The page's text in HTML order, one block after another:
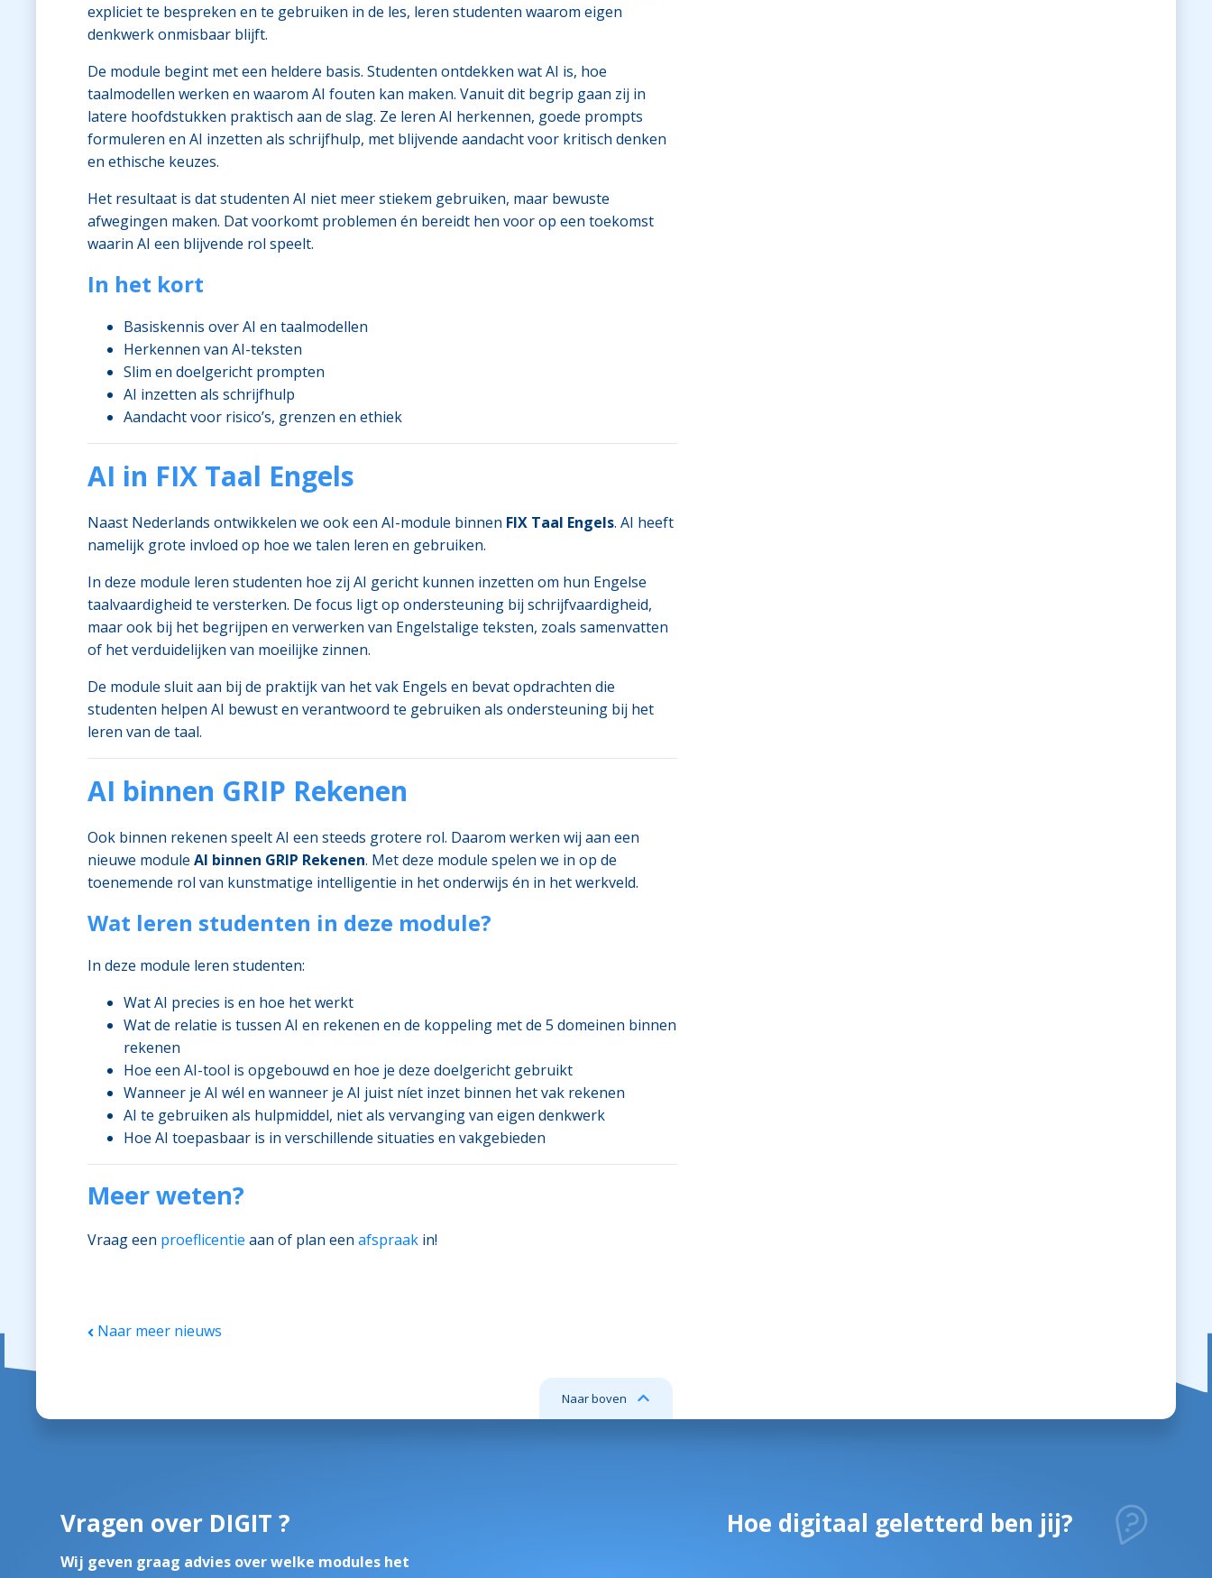
expliciet te bespreken en te gebruiken in de les, leren studenten waarom eigen
denkwerk onmisbaar blijft.
De module begint met een heldere basis. Studenten ontdekken wat AI is, hoe
taalmodellen werken en waarom AI fouten kan maken. Vanuit dit begrip gaan zij in
latere hoofdstukken praktisch aan de slag. Ze leren AI herkennen, goede prompts
formuleren en AI inzetten als schrijfhulp, met blijvende aandacht voor kritisch denken
en ethische keuzes.
Het resultaat is dat studenten AI niet meer stiekem gebruiken, maar bewuste
afwegingen maken. Dat voorkomt problemen én bereidt hen voor op een toekomst
waarin AI een blijvende rol speelt.
In het kort
Basiskennis over AI en taalmodellen
Herkennen van AI-teksten
Slim en doelgericht prompten
AI inzetten als schrijfhulp
Aandacht voor risico’s, grenzen en ethiek
AI in FIX Taal Engels
Naast Nederlands ontwikkelen we ook een AI-module binnen FIX Taal Engels. AI heeft
namelijk grote invloed op hoe we talen leren en gebruiken.
In deze module leren studenten hoe zij AI gericht kunnen inzetten om hun Engelse
taalvaardigheid te versterken. De focus ligt op ondersteuning bij schrijfvaardigheid,
maar ook bij het begrijpen en verwerken van Engelstalige teksten, zoals samenvatten
of het verduidelijken van moeilijke zinnen.
De module sluit aan bij de praktijk van het vak Engels en bevat opdrachten die
studenten helpen AI bewust en verantwoord te gebruiken als ondersteuning bij het
leren van de taal.
AI binnen GRIP Rekenen
Ook binnen rekenen speelt AI een steeds grotere rol. Daarom werken wij aan een
nieuwe module AI binnen GRIP Rekenen. Met deze module spelen we in op de
toenemende rol van kunstmatige intelligentie in het onderwijs én in het werkveld.
Wat leren studenten in deze module?
In deze module leren studenten:
Wat AI precies is en hoe het werkt
Wat de relatie is tussen AI en rekenen en de koppeling met de 5 domeinen binnen
rekenen
Hoe een AI-tool is opgebouwd en hoe je deze doelgericht gebruikt
Wanneer je AI wél en wanneer je AI juist níet inzet binnen het vak rekenen
AI te gebruiken als hulpmiddel, niet als vervanging van eigen denkwerk
Hoe AI toepasbaar is in verschillende situaties en vakgebieden
Meer weten?
Vraag een proeflicentie aan of plan een afspraak in!
Naar meer nieuws
Naar boven
Vragen over DIGIT ?
Wij geven graag advies over welke modules het
Hoe digitaal geletterd ben jij?